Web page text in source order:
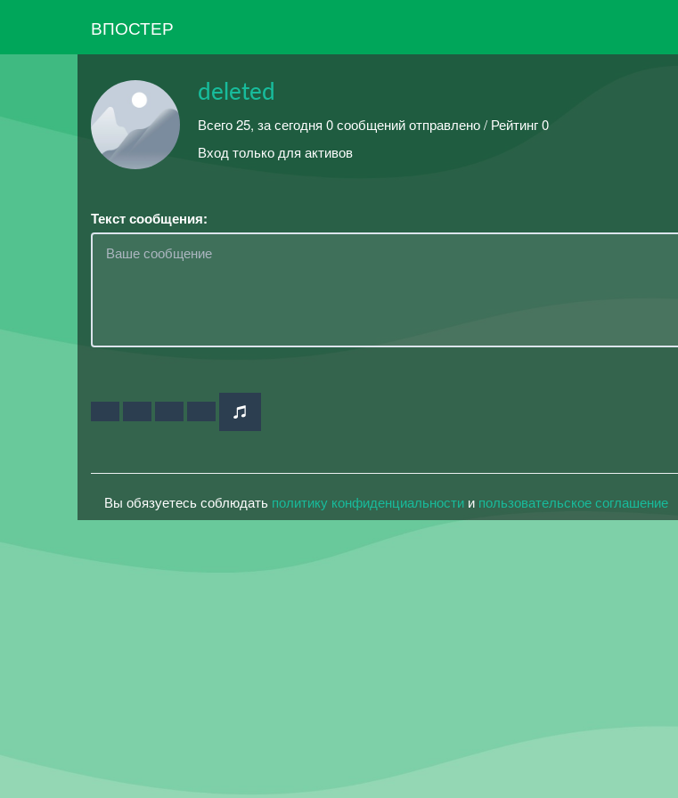
ВПОСТЕР
deleted
Всего 25, за сегодня 0 сообщений отправлено / Рейтинг 0
Вход только для активов
Текст сообщения:
Вы обязуетесь соблюдать политику конфиденциальности и пользовательское соглашение